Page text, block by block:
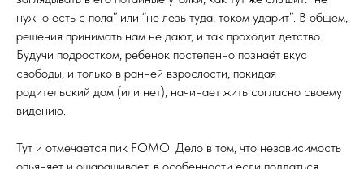
нужно есть с пола” или “не лезь туда, током ударит”. В общем,
решения принимать нам не дают, и так проходит детство.
Будучи подростком, ребенок постепенно познаёт вкус
свободы, и только в ранней взрослости, покидая
родительский дом (или нет), начинает жить согласно своему
видению.
Тут и отмечается пик FOMO. Дело в том, что независимость